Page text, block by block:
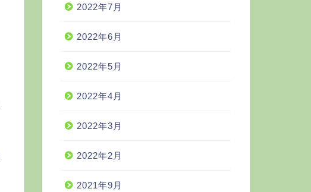
2022年7月
2022年6月
2022年5月
2022年4月
2022年3月
2022年2月
2021年9月